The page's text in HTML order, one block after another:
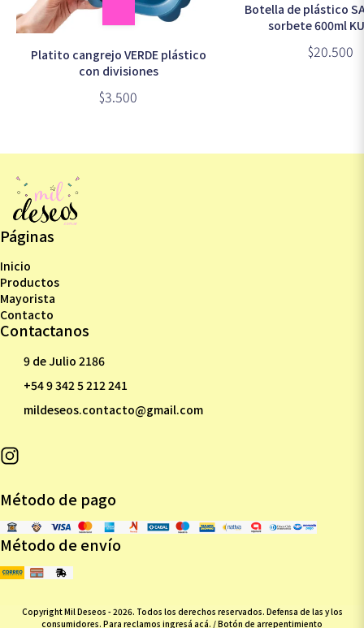
Platito cangrejo VERDE plástico
con divisiones
$3.500
Botella de plástico
sorbete 600ml
$20.500
Páginas
Inicio
Productos
Mayorista
Contacto
Contactanos
9 de Julio 2186
+54 9 342 5 212 241
mildeseos.contacto@gmail.com
Método de pago
Método de envío
Copyright Mil Deseos - 2026. Todos los derechos reservados. Defensa de las y los
consumidores. Para reclamos ingresá acá. /Botón de arrepentimiento